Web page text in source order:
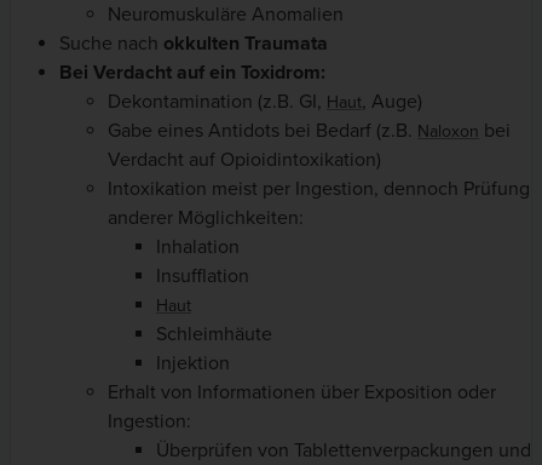
Neuromuskuläre Anomalien
Suche nach okkulten Traumata
Bei Verdacht auf ein Toxidrom:
Dekontamination (z.B. GI, Haut, Auge)
Gabe eines Antidots bei Bedarf (z.B. Naloxon bei
Verdacht auf Opioidintoxikation)
Intoxikation meist per Ingestion, dennoch Prüfung
anderer Möglichkeiten:
Inhalation
Insufflation
Haut
Schleimhäute
Injektion
Erhalt von Informationen über Exposition oder
Ingestion:
Überprüfen von Tablettenverpackungen und